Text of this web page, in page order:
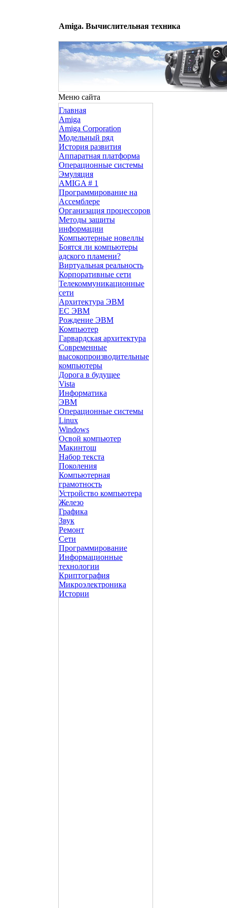
Amiga. Вычислительная техника
Меню сайта
Главная
Amiga
Amiga Corporation
Модельный ряд
История развития
Аппаратная платформа
Операционные системы
Эмуляция
AMIGA # 1
Программирование на
Ассемблере
Организация процессоров
Методы защиты
информации
Компьютерные новеллы
Боятся ли компьютеры
адского пламени?
Виртуальная реальность
Корпоративные сети
Телекоммуникационные
сети
Архитектура ЭВМ
ЕС ЭВМ
Рождение ЭВМ
Компьютер
Гарвардская архитектура
Современные
высокопроизводительные
компьютеры
Дорога в будущее
Vista
Инфоpматика
ЭВМ
Операционные системы
Linux
Windows
Освой компьютер
Макинтош
Набор текста
Поколения
Компьютерная
грамотность
Устройство компьютера
Железо
Графика
Звук
Ремонт
Сети
Программирование
Информационные
технологии
Криптография
Микроэлектроника
Истории